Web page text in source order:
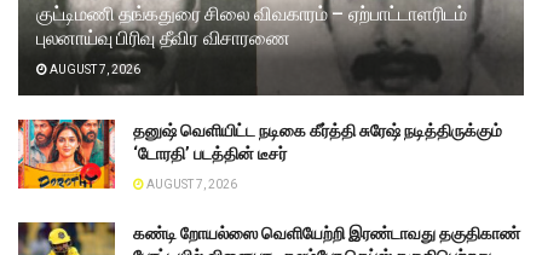
குட்டிமணி தங்கதுரை சிலை விவகாரம் – ஏற்பாட்டாளரிடம்
புலனாய்வு பிரிவு தீவிர விசாரணை
AUGUST 7, 2026
தனுஷ் வெளியிட்ட நடிகை கீர்த்தி சுரேஷ் நடித்திருக்கும்
‘டோரதி’ படத்தின் டீசர்
AUGUST 7, 2026
கண்டி றோயல்ஸை வெளியேற்றி இரண்டாவது தகுதிகாண்